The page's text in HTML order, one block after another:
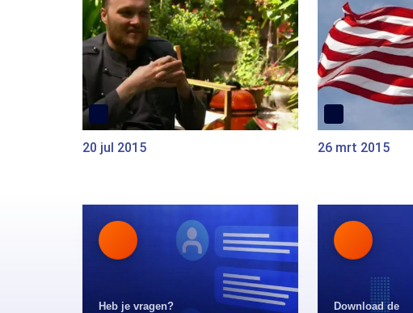
20 jul 2015 26 mrt 2015
Heb je vragen? Download de